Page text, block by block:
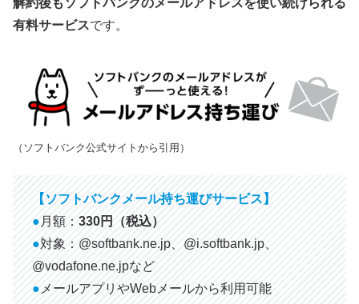
解約後もソフトバンクのメールアドレスを使い続けられる
有料サービスです。
（ソフトバンク公式サイトから引用）
【ソフトバンクメール持ち運びサービス】
● 月額： 330円（税込）
●対象：@softbank.ne.jp、@i.softbank.jp、
@vodafone.ne.jpなど
● メールアプリやWebメールから利用可能